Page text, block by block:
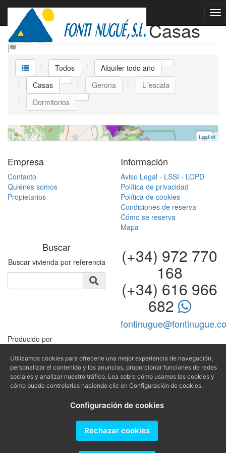
Alquiler todo año Casas
Todos
Alquiler todo año
Casas
Gerona
L´escala
Dormitorios
camp rabassa 28
L´escala
3 dormitorios | 760 €
Ref. camprabass | Alquiler todo año
+
Leaflet
Empresa
Contacto
Quiénes somos
Propietarios
Información
Aviso Legal - LSSI - LOPD
Política de privacidad
Política de cookies
Condiciones de reserva
Cómo se reserva
Mapa
Buscar
Buscar vivienda por referencia (+34) 972 770
168
(+34) 616 966
682
Producido por
Utilizamos cookies para ofrecerle una mejor experiencia de navegación,
personalizar el contenido y los anuncios, proporcionar funciones de redes
sociales y analizar nuestro tráfico. Lea sobre cómo usamos las cookies y
cómo puede controlarlas haciendo clic en Configuración de cookies.
Configuración de cookies
Rechazar cookies